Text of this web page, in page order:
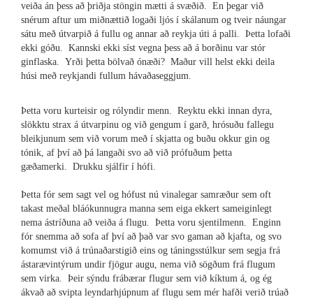
veiða án þess að þriðja stöngin mætti á svæðið. En þegar við
snérum aftur um miðnættið logaði ljós í skálanum og tveir náungar
sátu með útvarpið á fullu og annar að reykja úti á palli. Þetta lofaði
ekki góðu. Kannski ekki síst vegna þess að á borðinu var stór
ginflaska. Yrði þetta bölvað ónæði? Maður vill helst ekki deila
húsi með reykjandi fullum hávaðaseggjum.
Þetta voru kurteisir og rólyndir menn. Reyktu ekki innan dyra,
slökktu strax á útvarpinu og við gengum í garð, hrósuðu fallegu
bleikjunum sem við vorum með í skjatta og buðu okkur gin og
tónik, af því að þá langaði svo að við prófuðum þetta
gæðamerki. Drukku sjálfir í hófi.
Þetta fór sem sagt vel og hófust nú vinalegar samræður sem oft
takast meðal bláókunnugra manna sem eiga ekkert sameiginlegt
nema ástríðuna að veiða á flugu. Þetta voru sjentilmenn. Enginn
fór snemma að sofa af því að það var svo gaman að kjafta, og svo
komumst við á trúnaðarstigið eins og táningsstúlkur sem segja frá
ástarævintýrum undir fjögur augu, nema við sögðum frá flugum
sem virka. Þeir sýndu frábærar flugur sem við kíktum á, og ég
ákvað að svipta leyndarhjúpnum af flugu sem mér hafði verið trúað